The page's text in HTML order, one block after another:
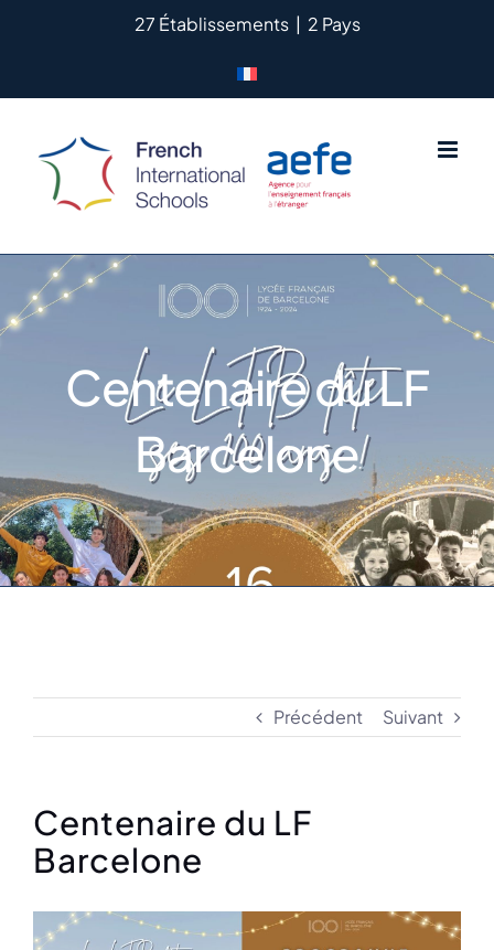
27 Établissements | 2 Pays
Centenaire du LF
Barcelone
Précédent Suivant
Centenaire du LF
Barcelone